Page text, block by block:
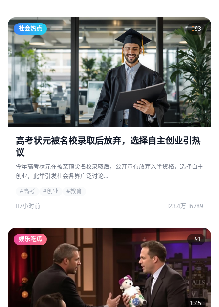
社会热点 93
高考状元被名校录取后放弃，选择自主创业引热
议
今年高考状元在被某顶尖名校录取后，公开宣布放弃入学资格，选择自主
创业，此举引发社会各界广泛讨论...
#高考
#创业
#教育
7小时前
23.4万 6789
娱乐吃瓜 91
1:45